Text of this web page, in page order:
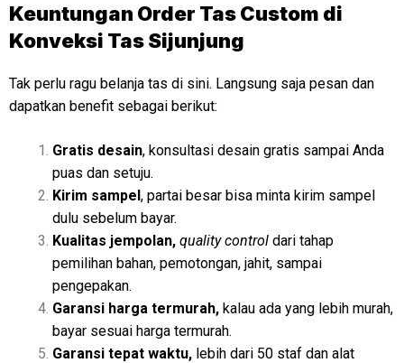
Keuntungan Order Tas Custom di
Konveksi Tas Sijunjung
Tak perlu ragu belanja tas di sini. Langsung saja pesan dan
dapatkan benefit sebagai berikut:
Gratis desain, konsultasi desain gratis sampai Anda
puas dan setuju.
Kirim sampel, partai besar bisa minta kirim sampel
dulu sebelum bayar.
Kualitas jempolan, quality control dari tahap
pemilihan bahan, pemotongan, jahit, sampai
pengepakan.
Garansi harga termurah, kalau ada yang lebih murah,
bayar sesuai harga termurah.
Garansi tepat waktu, lebih dari 50 staf dan alat